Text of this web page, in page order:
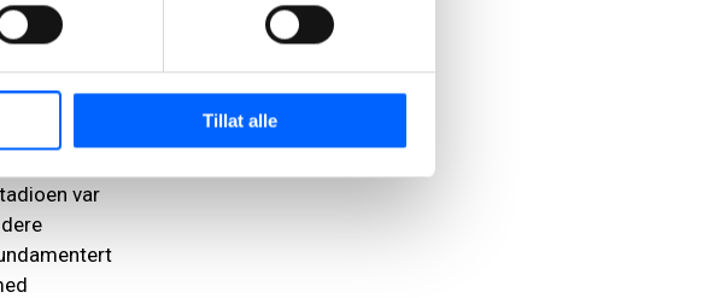
Tillat alle
i hallen
det ble
var